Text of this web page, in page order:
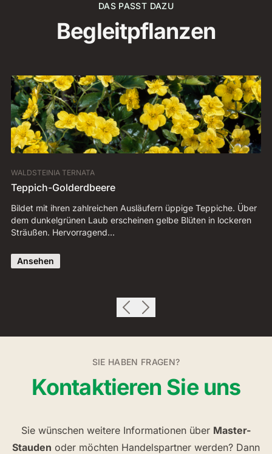
DAS PASST DAZU
Begleitpflanzen
WALDSTEINIA TERNATA
Teppich-Golderdbeere
Bildet mit ihren zahlreichen Ausläufern üppige Teppiche. Über
dem dunkelgrünen Laub erscheinen gelbe Blüten in lockeren
Sträußen. Hervorragend…
Ansehen
SIE HABEN FRAGEN?
Kontaktieren Sie uns
Sie wünschen weitere Informationen über Master-
Stauden oder möchten Handelspartner werden? Dann